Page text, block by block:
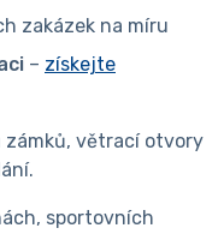
zakázek na míru
– získejte
zámků, větrací otvory
sportovních